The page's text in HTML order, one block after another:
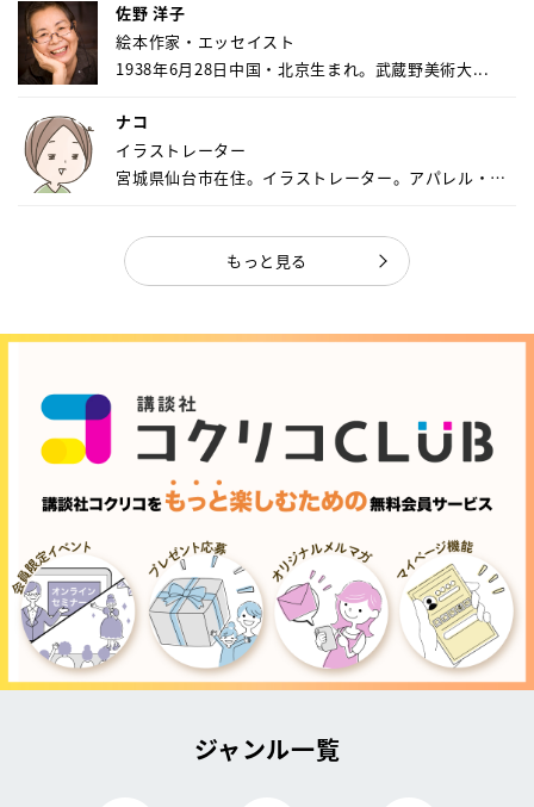
佐野 洋子
絵本作家・エッセイスト
1938年6月28日中国・北京生まれ。武蔵野美術大...
ナコ
イラストレーター
宮城県仙台市在住。イラストレーター。アパレル・キ
もっと見る
ジャンル一覧